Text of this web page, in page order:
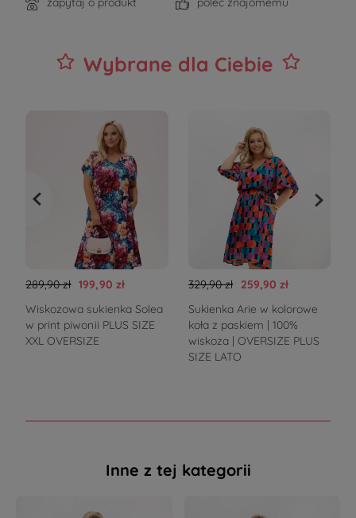
Wybrane dla Ciebie
289,90 zł 199,90 zł
Wiskozowa sukienka Solea
w print piwonii PLUS SIZE
XXL OVERSIZE
329,90 zł
259,90 zł
Sukienka Arie w kolorowe
koła z paskiem | 100%
wiskoza | OVERSIZE PLUS
SIZE LATO
Inne z tej kategorii